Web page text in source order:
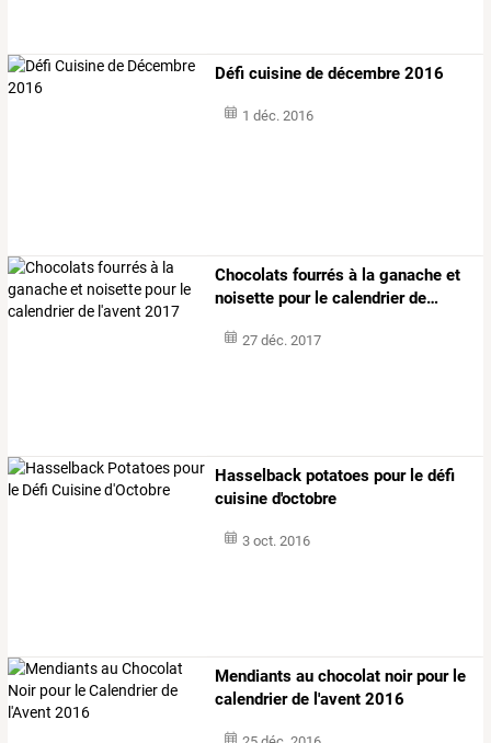
Défi cuisine de décembre 2016
1 déc. 2016
Chocolats fourrés à la ganache et
noisette pourle calendrierde…
27 déc. 2017
Hasselback potatoes pour le défi
cuisine d'octobre
3 oct. 2016
Mendiants au chocolat noir pour le
calendrier de l'avent 2016